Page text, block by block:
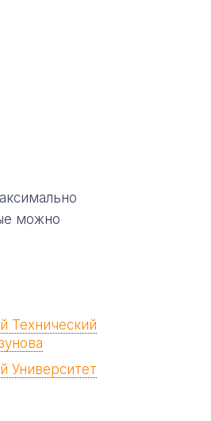
можно
Технический
Университет